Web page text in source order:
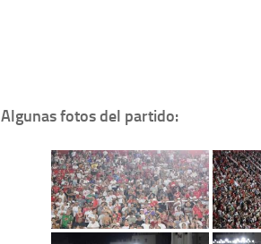
Algunas fotos del partido: